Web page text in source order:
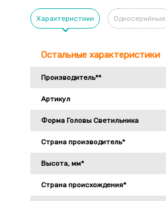
Характеристики Односерийные
Остальные характеристики
Производитель**
Артикул
Форма Головы Светильника
Страна производитель*
Высота, мм*
Страна происхождения*